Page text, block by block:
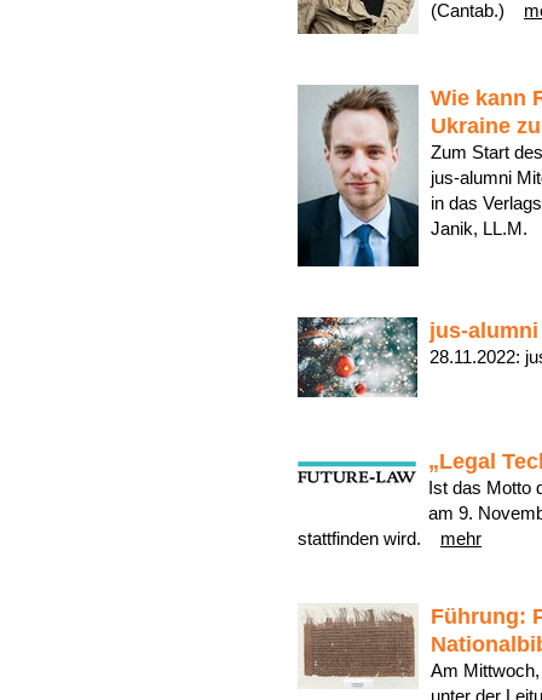
(Cantab.)
Wie kann
Ukraine
Zum Start
jus-alumni
in das
Janik,
jus-
28.11.2022:
„Legal
Ist das Motto
am 9.
stattfinden wird. mehr
Führung:
Am